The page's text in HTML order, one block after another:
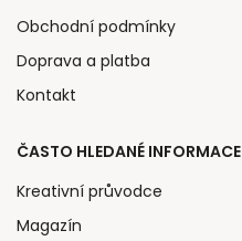
Obchodní podmínky
Doprava a platba
Kontakt
ČASTO HLEDANÉ INFORMACE
Kreativní průvodce
Magazín